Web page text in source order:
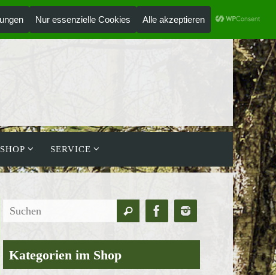
SHOP SERVICE
Suchen
nach:
Suchen
Kategorien im Shop